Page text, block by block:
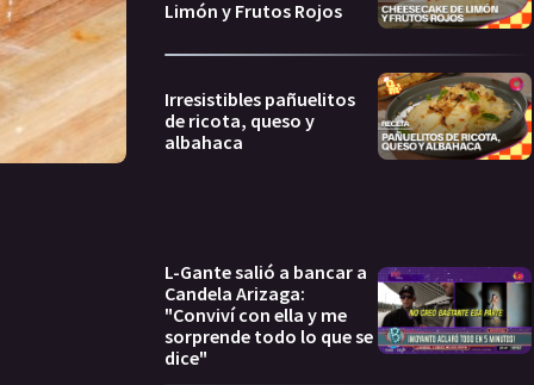
Limón y Frutos Rojos
Irresistibles pañuelitos
de ricota, queso y
albahaca
L-Gante salió a bancar a
Candela Arizaga:
"Conviví con ella y me
sorprende todo lo que se
dice"